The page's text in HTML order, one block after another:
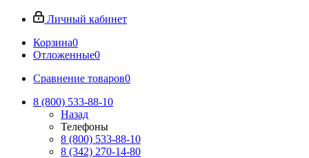
Личный кабинет
Корзина0
Отложенные0
Сравнение товаров0
8 (800) 533-88-10
Назад
Телефоны
8 (800) 533-88-10
8 (342) 270-14-80